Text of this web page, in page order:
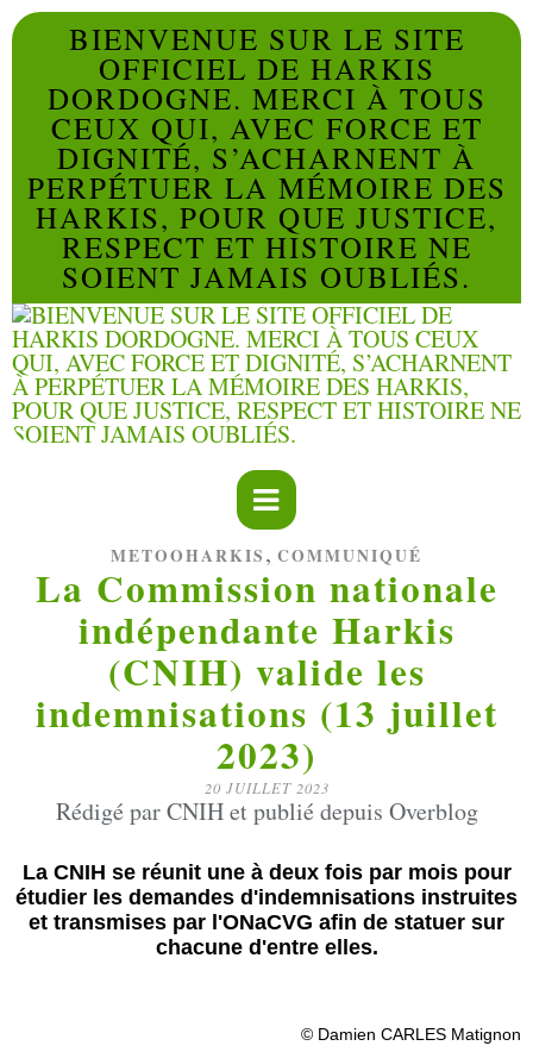
BIENVENUE SUR LE SITE
OFFICIEL DE HARKIS
DORDOGNE. MERCI À TOUS
CEUX QUI, AVEC FORCE ET
DIGNITÉ, S’ACHARNENT À
PERPÉTUER LA MÉMOIRE DES
HARKIS, POUR QUE JUSTICE,
RESPECT ET HISTOIRE NE
SOIENT JAMAIS OUBLIÉS.
METOOHARKIS , COMMUNIQUÉ
La Commission nationale
indépendante Harkis
(CNIH) valide les
indemnisations (13 juillet
2023)
20 JUILLET 2023
Rédigé par CNIH et publié depuis Overblog
La CNIH se réunit une à deux fois par mois pour
étudier les demandes d'indemnisations instruites
et transmises par l'ONaCVG afin de statuer sur
chacune d'entre elles.
© Damien CARLES Matignon